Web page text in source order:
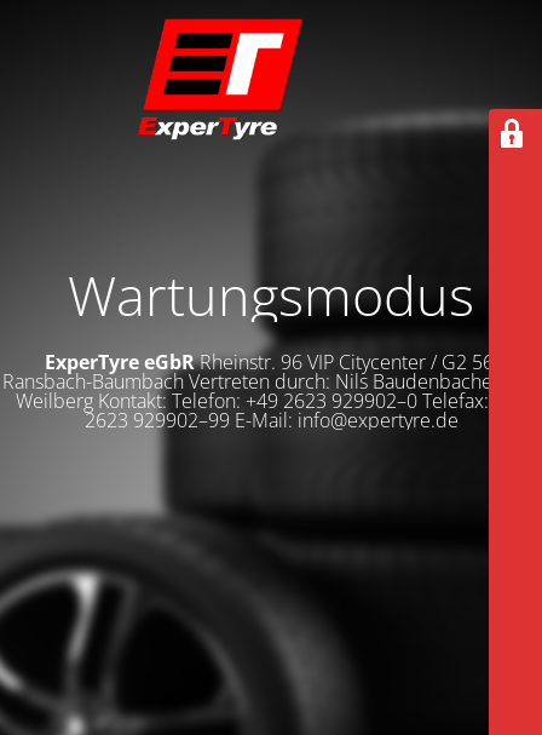
Wartungsmodus
ExperTyre eGbRRheinstr. 96 VIP Citycenter / G2 56235
Ransbach-Baumbach Vertreten durch: Nils Baudenbacher Dirk
Weilberg Kontakt: Telefon: +49 2623 929902–0 Telefax: +49
2623 929902–99 E-Mail: info@expertyre.de